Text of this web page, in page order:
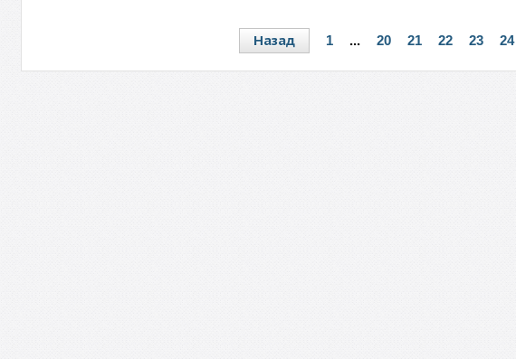
Назад 1 ... 20 21 22 23 24